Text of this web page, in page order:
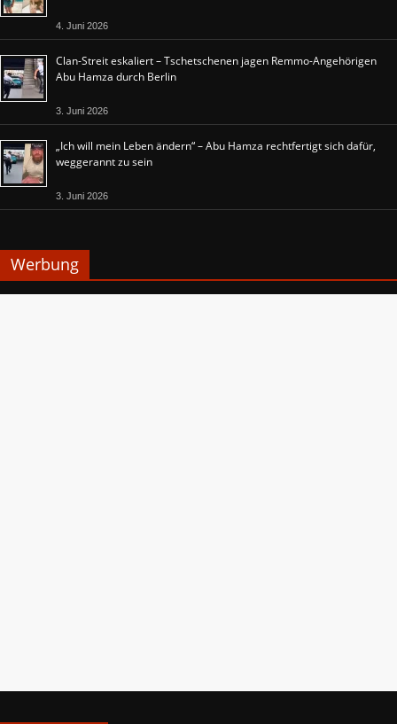
4. Juni 2026
Clan-Streit eskaliert – Tschetschenen jagen Remmo-Angehörigen
Abu Hamza durch Berlin
3. Juni 2026
„Ich will mein Leben ändern“ – Abu Hamza rechtfertigt sich dafür,
weggerannt zu sein
3. Juni 2026
Werbung